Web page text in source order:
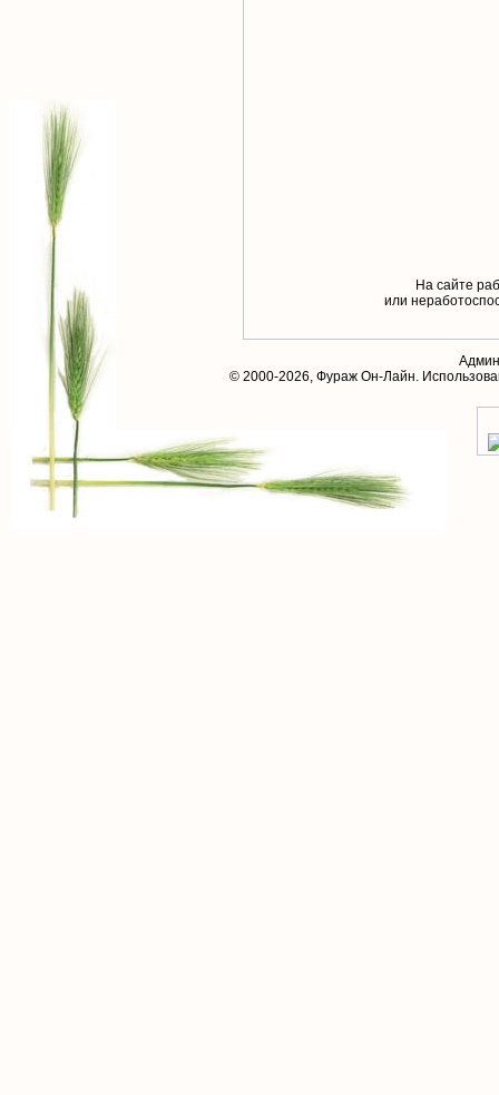
На сайте
или
© 2000-2026, Фураж Он-Лайн.